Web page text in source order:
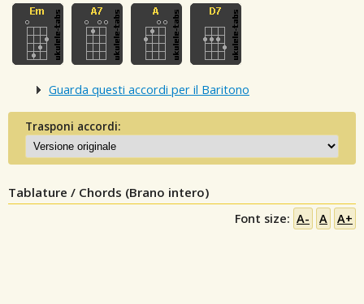
Guarda questi accordi per il Baritono
Trasponi accordi:
Tablature / Chords (Brano intero)
Font size: A- A A+